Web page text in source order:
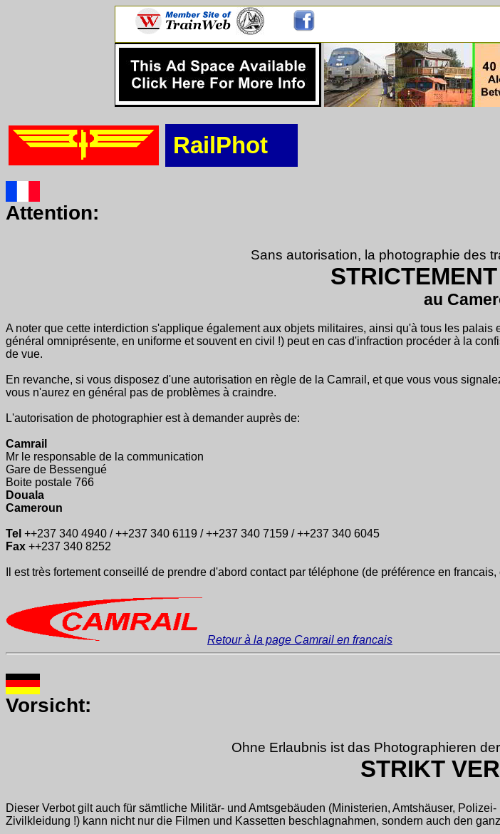
RailPhot
Attention:
Sans autorisation, la photographie des
au
A noter que cette interdiction s'applique également aux objets militaires, ainsi qu'à tous les
général omniprésente, en uniforme et souvent en civil !) peut en cas d'infraction procéder à la
de vue.
En revanche, si vous disposez d'une autorisation en règle de la Camrail, et que vous vous
vous n'aurez en général pas de problèmes à craindre.
L'autorisation de photographier est à demander auprès de:
Camrail
Mr le responsable de la communication
Gare de Bessengué
Boite postale 766
Douala
Cameroun
Tel ++237 340 4940 / ++237 340 6119 / ++237 340 7159 / ++237 340 6045
Fax ++237 340 8252
Il est très fortement conseillé de prendre d'abord contact par téléphone (de préférence en
Retour à la page Camrail en francais
Vorsicht:
Ohne Erlaubnis ist das Photographieren
STRIKT
Dieser Verbot gilt auch für sämtliche Militär- und Amtsgebäuden (Ministerien, Amtshäuser,
Zivilkleidung !) kann nicht nur die Filmen und Kassetten beschlagnahmen, sondern auch den